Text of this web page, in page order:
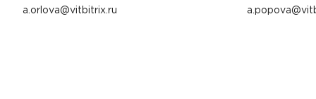
a.orlova@vitbitrix.ru